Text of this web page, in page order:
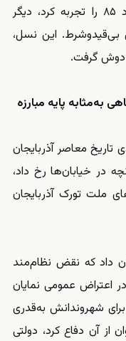
و شاید مهم‌تر از همه: نسلی که خرداد ۸۵ را تجربه کرد، دیگر
بی‌قید‌وشرط. این نسل،
دوش گرفت.
به‌مثابه پایه مبارزه
تاریخ معاصر آذربایجان
در خیابان‌ها رخ داد،
ملت تورک آذربایجان
داد که نقض نظام‌مند
اعتراض عمومی نمایان
شهروندانش به‌قدری
از آن دفاع کرد، دولتی